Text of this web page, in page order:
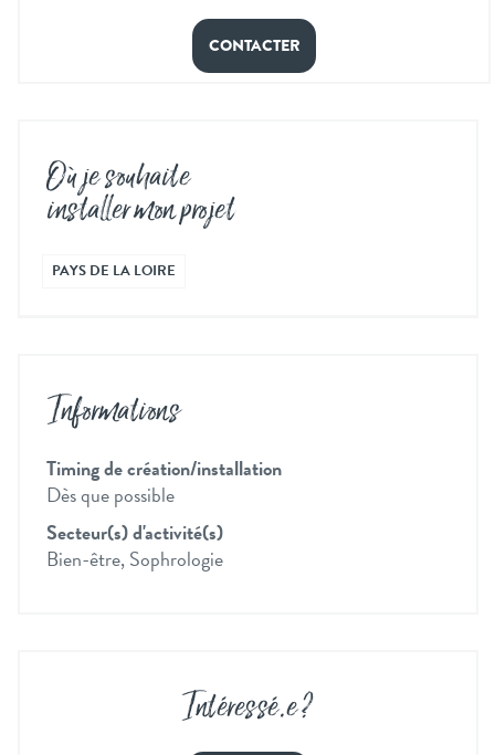
CONTACTER
Où je souhaite
installer mon projet
PAYS DE LA LOIRE
Informations
Timing de création/installation
Dès que possible
Secteur(s) d'activité(s)
Bien-être, Sophrologie
Intéressé.e ?